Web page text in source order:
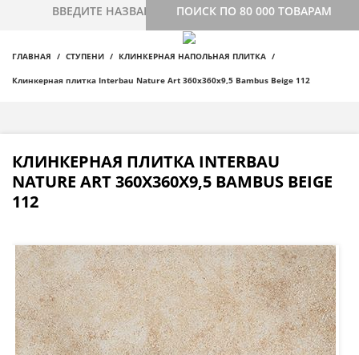
ПОИСК ПО 80 000 ТОВАРАМ
ГЛАВНАЯ СТУПЕНИ КЛИНКЕРНАЯ НАПОЛЬНАЯ ПЛИТКА
Клинкерная плитка Interbau Nature Art 360x360x9,5 Bambus Beige 112
КЛИНКЕРНАЯ ПЛИТКА INTERBAU
NATURE ART 360X360X9,5 BAMBUS BEIGE
112